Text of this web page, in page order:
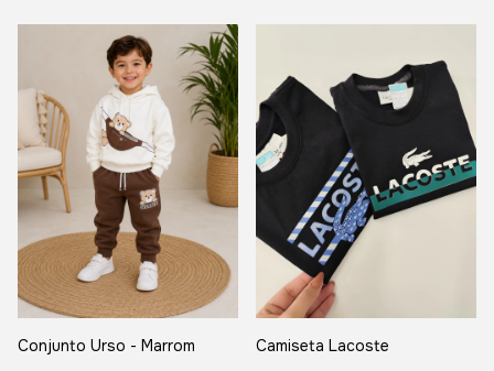
Conjunto Urso - Marrom Camiseta Lacoste